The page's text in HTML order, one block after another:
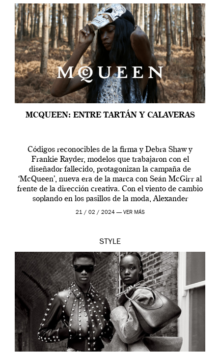
MCQUEEN: ENTRE TARTÁN Y CALAVERAS
Códigos reconocibles de la firma y Debra Shaw y
Frankie Rayder, modelos que trabajaron con el
diseñador fallecido, protagonizan la campaña de
‘McQueen’, nueva era de la marca con Seán McGirr al
frente de la dirección creativa. Con el viento de cambio
soplando en los pasillos de la moda, Alexander
McQueen se prepara para una […]
21 / 02 / 2024 — VER MÁS
STYLE